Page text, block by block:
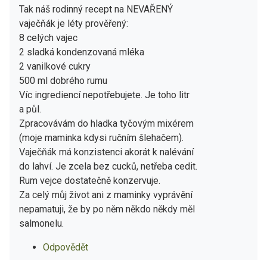
Tak náš rodinný recept na NEVAŘENÝ
vaječňák je léty prověřený:
8 celých vajec
2 sladká kondenzovaná mléka
2 vanilkové cukry
500 ml dobrého rumu
Víc ingrediencí nepotřebujete. Je toho litr
a půl.
Zpracovávám do hladka tyčovým mixérem
(moje maminka kdysi ručním šlehačem).
Vaječňák má konzistenci akorát k nalévání
do lahví. Je zcela bez cucků, netřeba cedit.
Rum vejce dostatečně konzervuje.
Za celý můj život ani z maminky vyprávění
nepamatuji, že by po něm někdo někdy měl
salmonelu.
Odpovědět